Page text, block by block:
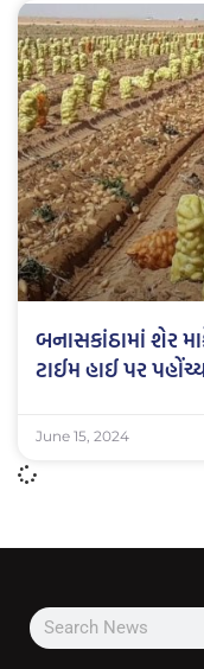
બનાસકાંઠામાં શેર
ટાઈમ હાઈ પર
June 15, 2024